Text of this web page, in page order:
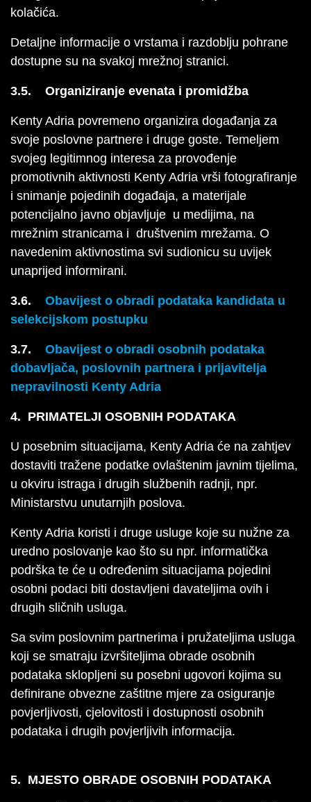
kolačića.
Detaljne informacije o vrstama i razdoblju pohrane
dostupne su na svakoj mrežnoj stranici.
3.5. Organiziranje evenata i promidžba
Kenty Adria povremeno organizira događanja za
svoje poslovne partnere i druge goste. Temeljem
svojeg legitimnog interesa za provođenje
promotivnih aktivnosti Kenty Adria vrši fotografiranje
i snimanje pojedinih događaja, a materijale
potencijalno javno objavljuje u medijima, na
mrežnim stranicama i društvenim mrežama. O
navedenim aktivnostima svi sudionicu su uvijek
unaprijed informirani.
3.6. Obavijest o obradi podataka kandidata u
selekcijskom postupku
3.7. Obavijest o obradi osobnih podataka
dobavljača, poslovnih partnera i prijavitelja
nepravilnosti Kenty Adria
4. PRIMATELJI OSOBNIH PODATAKA
U posebnim situacijama, Kenty Adria će na zahtjev
dostaviti tražene podatke ovlaštenim javnim tijelima,
u okviru istraga i drugih službenih radnji, npr.
Ministarstvu unutarnjih poslova.
Kenty Adria koristi i druge usluge koje su nužne za
uredno poslovanje kao što su npr. informatička
podrška te će u određenim situacijama pojedini
osobni podaci biti dostavljeni davateljima ovih i
drugih sličnih usluga.
Sa svim poslovnim partnerima i pružateljima usluga
koji se smatraju izvršiteljima obrade osobnih
podataka sklopljeni su posebni ugovori kojima su
definirane obvezne zaštitne mjere za osiguranje
povjerljivosti, cjelovitosti i dostupnosti osobnih
podataka i drugih povjerljivih informacija.
5. MJESTO OBRADE OSOBNIH PODATAKA